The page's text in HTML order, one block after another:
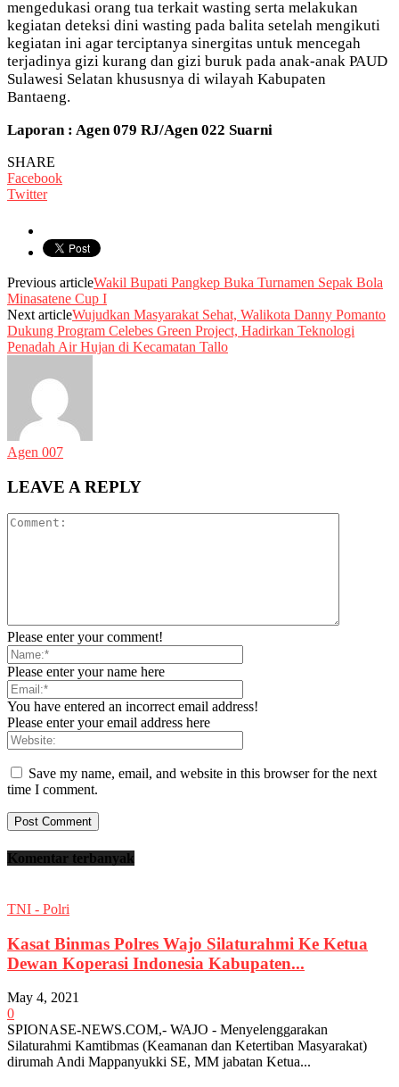
mengedukasi orang tua terkait wasting serta melakukan
kegiatan deteksi dini wasting pada balita setelah mengikuti
kegiatan ini agar terciptanya sinergitas untuk mencegah
terjadinya gizi kurang dan gizi buruk pada anak-anak PAUD
Sulawesi Selatan khususnya di wilayah Kabupaten
Bantaeng.
Laporan : Agen 079 RJ/Agen 022 Suarni
SHARE
Facebook
Twitter
Previous articleWakil Bupati Pangkep Buka Turnamen Sepak Bola
Minasatene Cup I
Next articleWujudkan Masyarakat Sehat, Walikota Danny Pomanto
Dukung Program Celebes Green Project, Hadirkan Teknologi
Penadah Air Hujan di Kecamatan Tallo
Agen 007
LEAVE A REPLY
Please enter your comment!
Please enter your name here
You have entered an incorrect email address!
Please enter your email address here
Save my name, email, and website in this browser for the next
time I comment.
Komentar terbanyak
TNI - Polri
Kasat Binmas Polres Wajo Silaturahmi Ke Ketua
Dewan Koperasi Indonesia Kabupaten...
May 4, 2021
0
SPIONASE-NEWS.COM,- WAJO - Menyelenggarakan
Silaturahmi Kamtibmas (Keamanan dan Ketertiban Masyarakat)
dirumah Andi Mappanyukki SE, MM jabatan Ketua...